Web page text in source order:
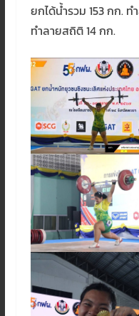
ยกได้น้ำรวม 153 กก.
ทำลายสถิติ 14 กก.